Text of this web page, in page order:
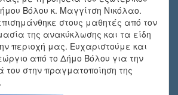
Βόλου κ. Μαγγίτση Νικόλαο.
στους μαθητές από τον
της ανακύκλωσης και τα είδη
περιοχή μας. Ευχαριστούμε και
από το Δήμο Βόλου για την
του στην πραγματοποίηση της